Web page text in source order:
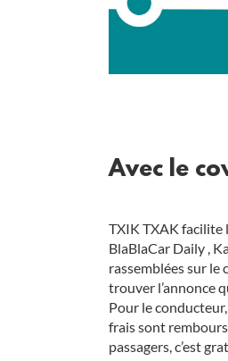
Avec le
TXIK TXAK facilite
BlaBlaCar Daily ,
rassemblées sur
trouver l’annonce
Pour le
frais sont
passagers, c’est